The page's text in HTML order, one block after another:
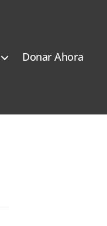
Donar Ahora